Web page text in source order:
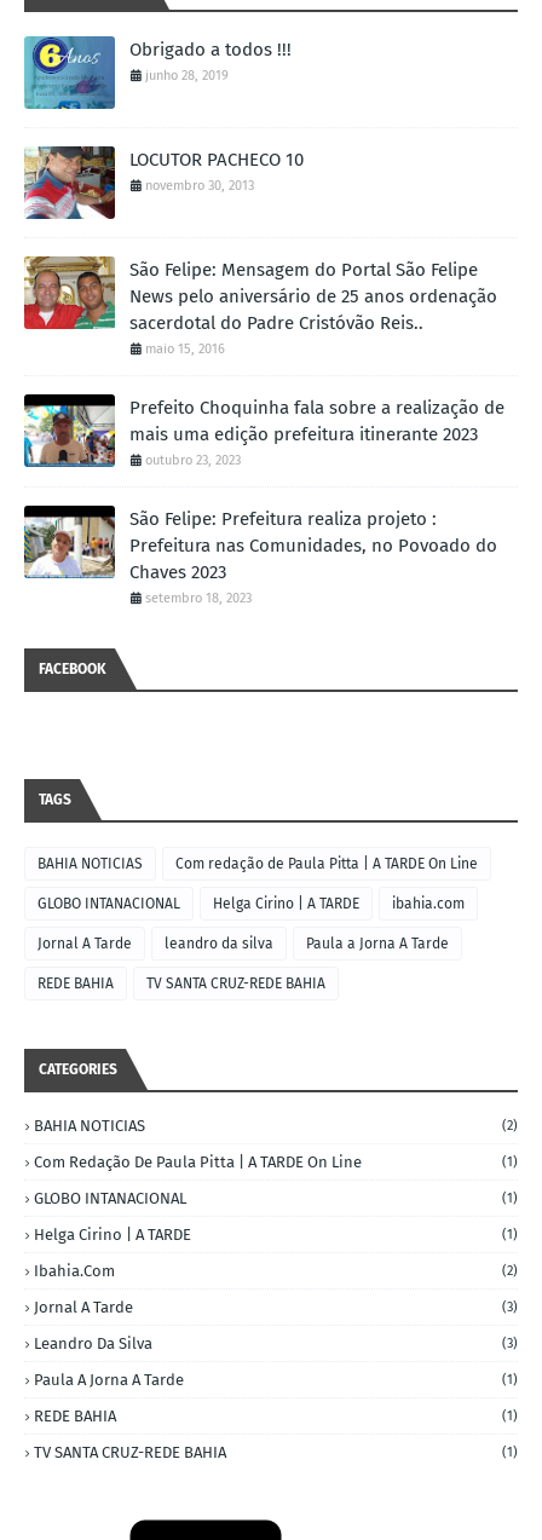
Obrigado a todos !!!
junho 28, 2019
LOCUTOR PACHECO 10
novembro 30, 2013
São Felipe: Mensagem do Portal São Felipe
News pelo aniversário de 25 anos ordenação
sacerdotal do Padre Cristóvão Reis..
maio 15, 2016
Prefeito Choquinha fala sobre a realização de
mais uma edição prefeitura itinerante 2023
outubro 23, 2023
São Felipe: Prefeitura realiza projeto :
Prefeitura nas Comunidades, no Povoado do
Chaves 2023
setembro 18, 2023
FACEBOOK
TAGS
BAHIA NOTICIAS Com redação de Paula Pitta | A TARDE On Line
GLOBO INTANACIONAL Helga Cirino | A TARDE ibahia.com
Jornal A Tarde leandro da silva Paula a Jorna A Tarde
REDE BAHIA TV SANTA CRUZ-REDE BAHIA
CATEGORIES
BAHIA NOTICIAS (2)
Com Redação De Paula Pitta | A TARDE On Line (1)
GLOBO INTANACIONAL (1)
Helga Cirino | A TARDE (1)
Ibahia.com (2)
Jornal A Tarde (3)
Leandro Da Silva (3)
Paula A Jorna A Tarde (1)
REDE BAHIA (1)
TV SANTA CRUZ-REDE BAHIA (1)